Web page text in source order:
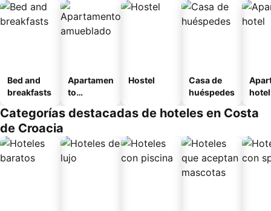
Bed and
breakfasts
Apartamen
to
o
Hostel
Casa de
huéspedes
hotel
Categorías destacadas de hoteles en Costa
de Croacia